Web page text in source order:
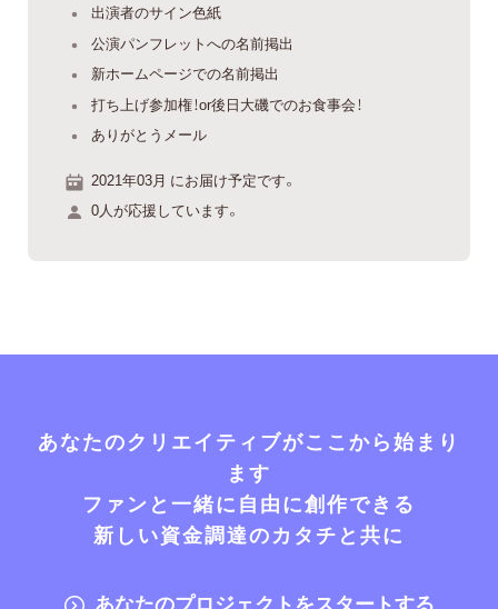
出演者のサイン色紙
公演パンフレットへの名前掲出
新ホームページでの名前掲出
打ち上げ参加権！or後日大磯でのお食事会！
ありがとうメール
2021年03月 にお届け予定です。
0人が応援しています。
あなたのクリエイティブがここから始まり
ます
ファンと一緒に自由に創作できる
新しい資金調達のカタチと共に